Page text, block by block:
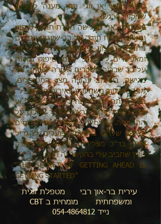
טיפול אישי או זוגי נותן מענה לבעיות
שמקורן ברגש.
בעבודתי, אני מרגישה הכרת תודה, סיפוק
וגאווה. הכרת תודה על כך שזוגות ויחידים
נותנים בי אמון, פותחים את ליבם בפני
ומאפשרים לי לעזור להם. סיפוק וגאווה
על כך שברוב המקרים העזרה שאותה אני
מגישה, בשילוב עבודה מצד המטופלים,
מניבה שיפור משמעותי באיכות חייהם.
במידה ותחליטו להתחיל בטיפול, אצלי או
אצל מטפל אחר, ברצוני לברך אתכם על
ההחלטה. מניסיוני, אנשים שמתייחסים
לאושר שלהם ברצינות ופועלים להגדיל
אותו, בד"כ מצליחים. ציטוט של מארק
טווין שחביב עלי בהקשר זה הינו:
“THE SECRET OF GETTING AHEAD IS
GETTING STARTED”
עירית בר-און רבי מטפלת זוגית
ומשפחתית מומחית ב CBT
נייד 054-4864812